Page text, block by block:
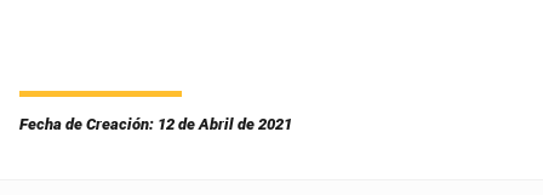
Fecha de Creación: 12 de Abril de 2021